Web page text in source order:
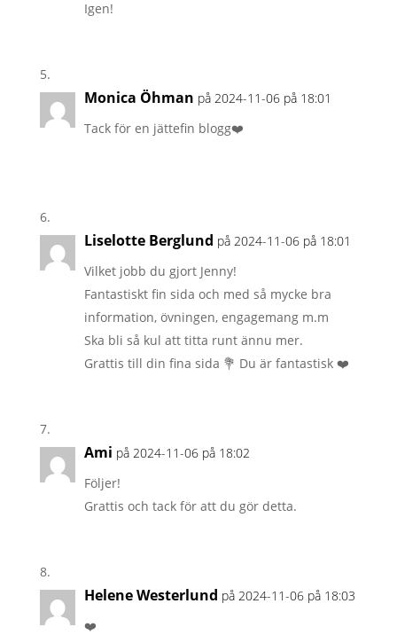
Igen!
Monica Öhman på 2024-11-06 på 18:01
Tack för en jättefin blogg❤️
Liselotte Berglund på 2024-11-06 på 18:01
Vilket jobb du gjort Jenny!
Fantastiskt fin sida och med så mycke bra
information, övningen, engagemang m.m
Ska bli så kul att titta runt ännu mer.
Grattis till din fina sida 💐 Du är fantastisk ❤️
Ami på 2024-11-06 på 18:02
Följer!
Grattis och tack för att du gör detta.
Helene Westerlund på 2024-11-06 på 18:03
❤️